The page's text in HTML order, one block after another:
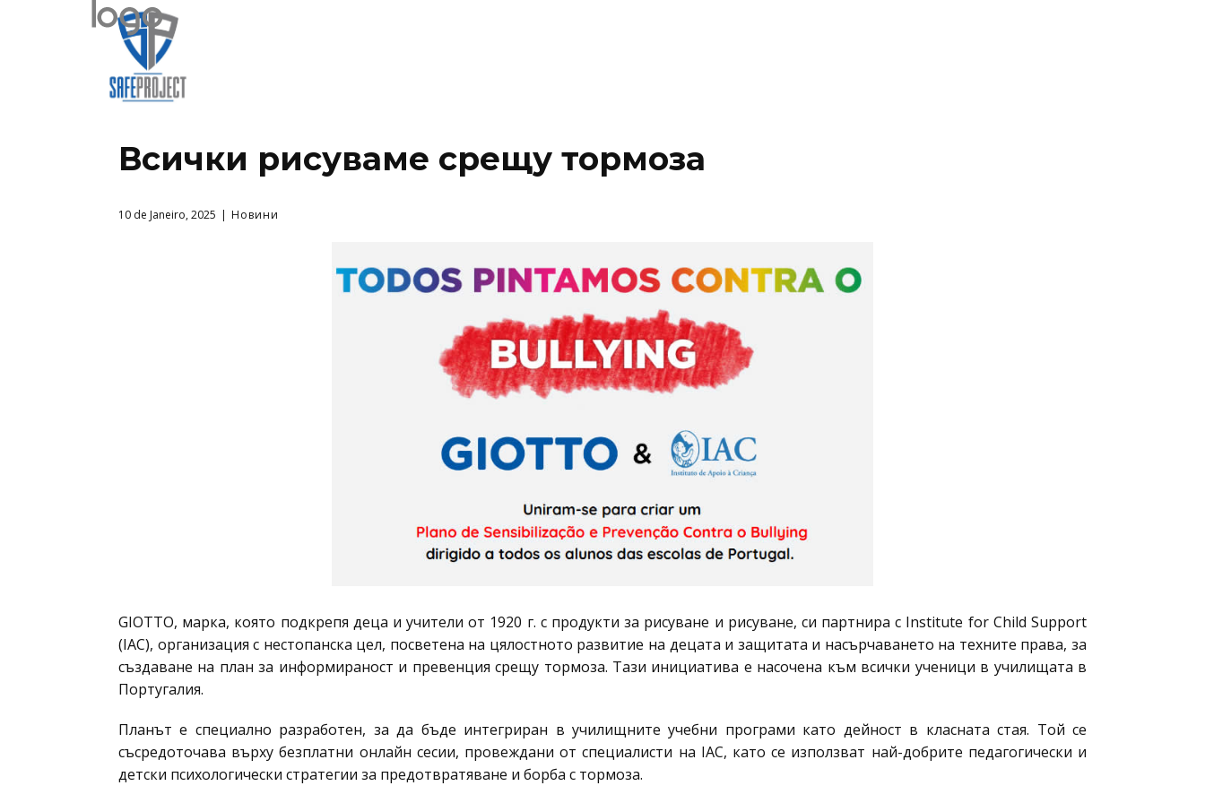
Всички рисуваме срещу тормоза
10 de Janeiro, 2025 Новини
GIOTTO, марка, която подкрепя деца и учители от 1920 г. с продукти за рисуване и рисуване, си партнира с Institute for Child Support
(IAC), организация с нестопанска цел, посветена на цялостното развитие на децата и защитата и насърчаването на техните права, за
създаване на план за информираност и превенция срещу тормоза. Тази инициатива е насочена към всички ученици в училищата в
Португалия.
Планът е специално разработен, за да бъде интегриран в училищните учебни програми като дейност в класната стая. Той се
съсредоточава върху безплатни онлайн сесии, провеждани от специалисти на IAC, като се използват най-добрите педагогически и
детски психологически стратегии за предотвратяване и борба с тормоза.